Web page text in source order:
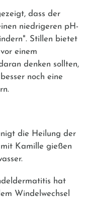
dass der
niedrigeren pH-
Stillen bietet
einem
denken sollten,
noch eine
die Heilung der
Kamille gießen
hat
Windelwechsel